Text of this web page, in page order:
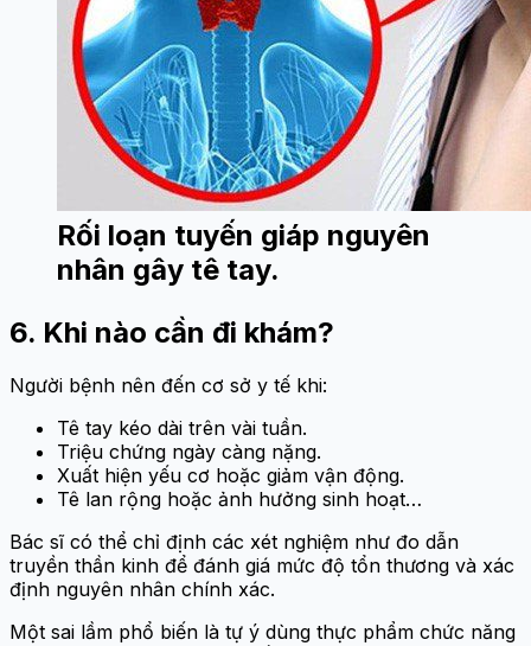
Rối loạn tuyến giáp nguyên
nhân gây tê tay.
6. Khi nào cần đi khám?
Người bệnh nên đến cơ sở y tế khi:
Tê tay kéo dài trên vài tuần.
Triệu chứng ngày càng nặng.
Xuất hiện yếu cơ hoặc giảm vận động.
Tê lan rộng hoặc ảnh hưởng sinh hoạt…
Bác sĩ có thể chỉ định các xét nghiệm như đo dẫn
truyền thần kinh để đánh giá mức độ tổn thương và xác
định nguyên nhân chính xác.
Một sai lầm phổ biến là tự ý dùng thực phẩm chức năng